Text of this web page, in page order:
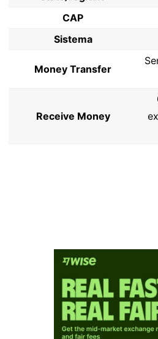
CAP
Sistema
Money Transfer
Receive Money